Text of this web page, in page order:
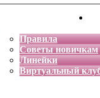
Энциклопедия кошек
Правила
Советы новичкам
Линейки
Виртуальный